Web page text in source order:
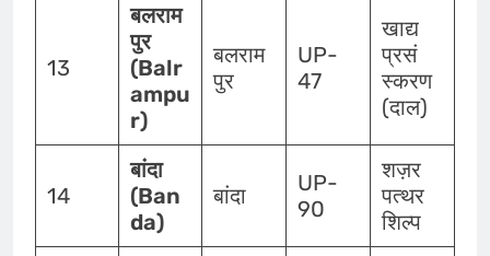
13
बलराम
पुर
(Balr
ampu
r)
बलराम
पुर
UP-
47
खाद्य
प्रसं
स्करण
(दाल)
14
बांदा
(Ban
da)
बांदा
UP-
90
शज़र
पत्थर
शिल्प